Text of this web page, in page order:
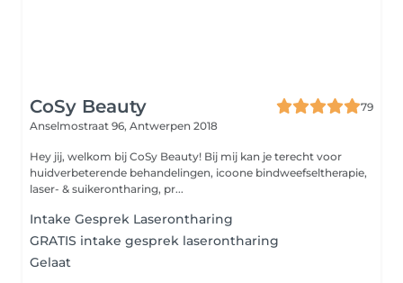
CoSy Beauty
79
Anselmostraat 96, Antwerpen 2018
Hey jij, welkom bij CoSy Beauty! Bij mij kan je terecht voor
huidverbeterende behandelingen, icoone bindweefseltherapie,
laser- & suikerontharing, pr...
Intake Gesprek Laserontharing
GRATIS intake gesprek laserontharing
Gelaat